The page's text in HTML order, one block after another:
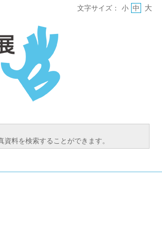
料を検索することができます。
文字サイズ： 小 中 大